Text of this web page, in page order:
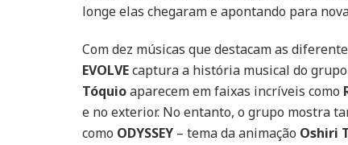
longe elas chegaram e apontando para
Com dez músicas que destacam as
EVOLVEcaptura a história musical do
Tóquioaparecem em faixas incríveis como
e no exterior. No entanto, o grupo mostra
como ODYSSEY – tema da animação Oshiri